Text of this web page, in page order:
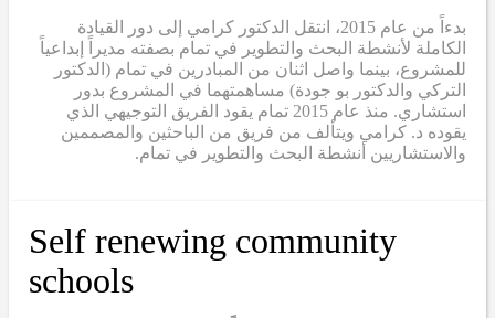
بدءاً من عام 2015، انتقل الدكتور كرامي إلى دور القيادة
الكاملة لأنشطة البحث والتطوير في تمام بصفته مديراً إبداعياً
للمشروع، بينما واصل اثنان من المبادرين في تمام (الدكتور
التركي والدكتور بو جودة) مساهمتهما في المشروع بدور
استشاري. منذ عام 2015
تماميقود الفريق التوجيهي الذي
يقوده د. كرامي ويتألف من فريق من الباحثين والمصممين
والاستشاريين أنشطة البحث والتطوير في تمام.
Self renewing community
schools